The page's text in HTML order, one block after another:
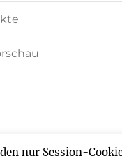
nur Session-